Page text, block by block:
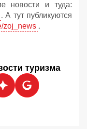
новости и туда:
. А тут публикуются
zoj_news .
туризма